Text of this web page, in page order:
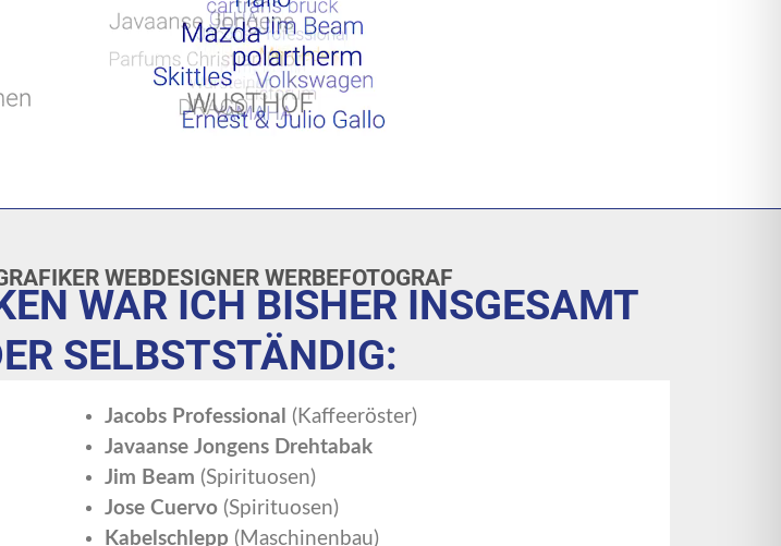
WEBDESIGNER WERBEFOTOGRAF
WAR ICH BISHER INSGESAMT
SELBSTSTÄNDIG:
Jacobs Professional
(Kaffeeröster)
Javaanse Jongens Drehtabak
Jim Beam (Spirituosen)
Jose Cuervo (Spirituosen)
Kabelschlepp (Maschinenbau)